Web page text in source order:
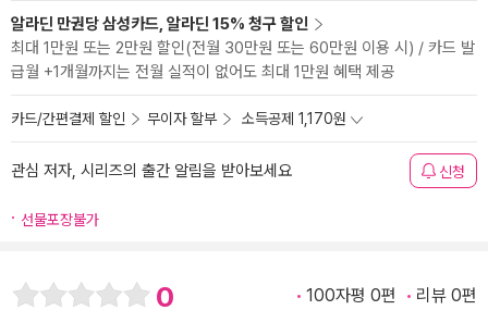
알라딘 만권당 삼성카드, 알라딘 15% 청구 할인
최대 1만원 또는 2만원 할인(전월 30만원 또는 60만원 이용 시) / 카드 발
급월 +1개월까지는 전월 실적이 없어도 최대 1만원 혜택 제공
카드/간편결제 할인 무이자 할부 소득공제 1,170원
관심 저자, 시리즈의 출간 알림을 받아보세요 신청
선물포장불가
0 100자평 0편 리뷰 0편